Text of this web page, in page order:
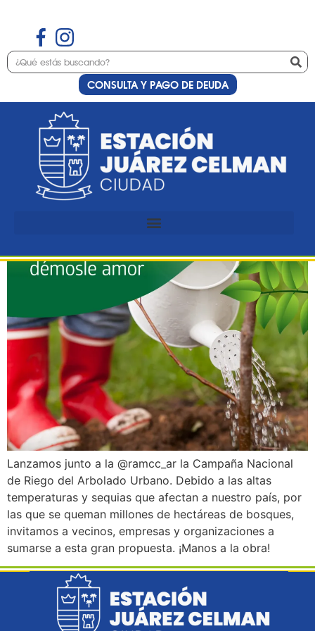
CONSULTA Y PAGO DE DEUDA
Etiqueta:riego
Campaña Nacional de Riego
del Arbolado Urbano
Lanzamos junto a la @ramcc_ar la Campaña Nacional
de Riego del Arbolado Urbano. Debido a las altas
temperaturas y sequias que afectan a nuestro país, por
las que se queman millones de hectáreas de bosques,
invitamos a vecinos, empresas y organizaciones a
sumarse a esta gran propuesta. ¡Manos a la obra!